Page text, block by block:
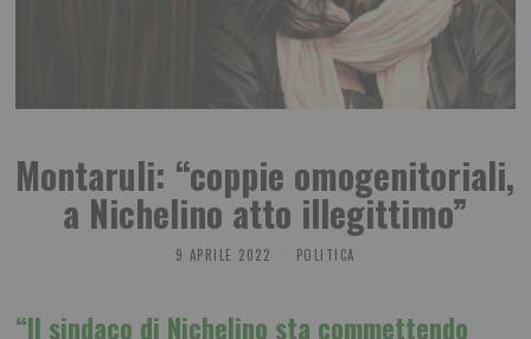
Montaruli: “coppie omogenitoriali,
a Nichelino atto illegittimo”
9 APRILE 2022 POLITICA
“Il sindaco di Nichelino sta commettendo